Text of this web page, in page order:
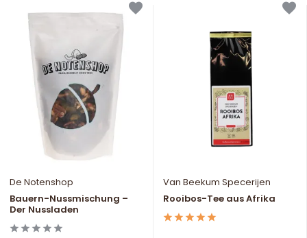
De Notenshop
Bauern-Nussmischung –
Der Nussladen
Van Beekum Specerijen
Rooibos-Tee aus Afrika